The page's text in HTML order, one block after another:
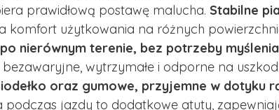
prawidłową postawę malucha. Stabilne
komfort użytkowania na różnych
nierównym terenie, bez potrzeby
bezawaryjne, wytrzymałe i odporne na
oraz gumowe, przyjemne w dotyku
podczas jazdy to dodatkowe atuty,